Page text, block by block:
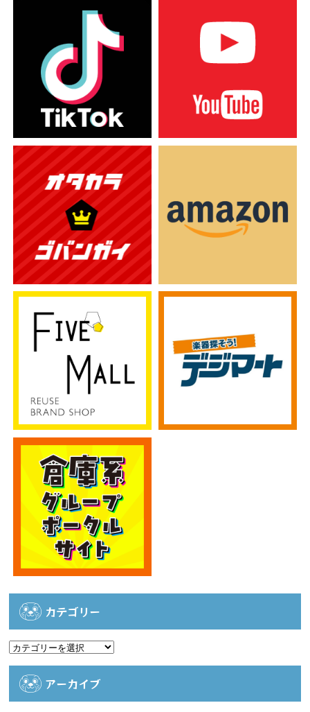
カテゴリー
カ
アーカイブ